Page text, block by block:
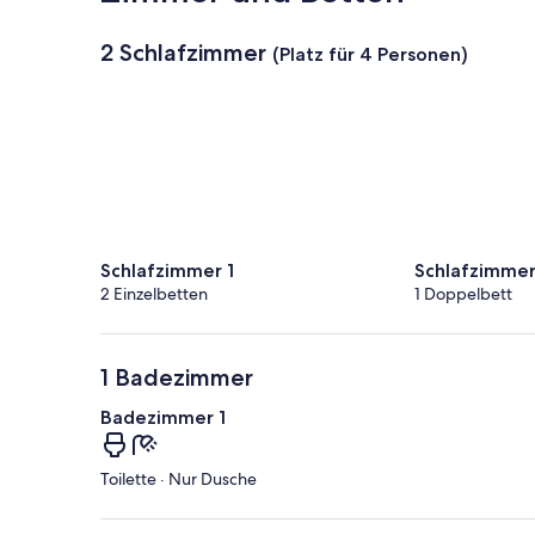
2 Schlafzimmer (Platz für 4 Personen)
Schlafzimmer 1
2 Einzelbetten 1 Doppelbett
1 Badezimmer
Badezimmer 1
Toilette · Nur Dusche